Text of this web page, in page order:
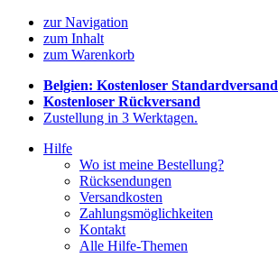
zur Navigation
zum Inhalt
zum Warenkorb
Belgien: Kostenloser Standardversand
Kostenloser Rückversand
Zustellung in 3 Werktagen.
Hilfe
Wo ist meine Bestellung?
Rücksendungen
Versandkosten
Zahlungsmöglichkeiten
Kontakt
Alle Hilfe-Themen